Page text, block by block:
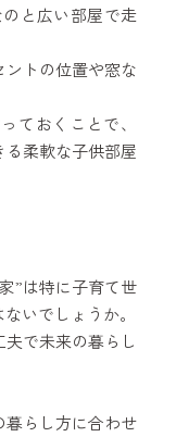
と広い部屋で走
トの位置や窓な
ておくことで、
る柔軟な子供部屋
”は特に子育て世
いでしょうか。
で未来の暮らし
らし方に合わせ